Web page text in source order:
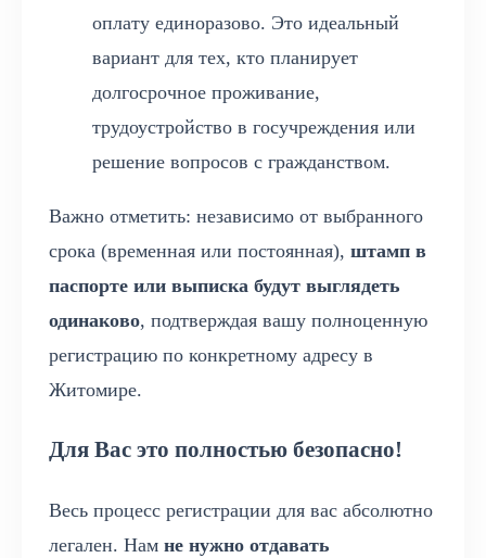
оплату единоразово. Это идеальный
вариант для тех, кто планирует
долгосрочное проживание,
трудоустройство в госучреждения или
решение вопросов с гражданством.
Важно отметить: независимо от выбранного
срока (временная или постоянная), штамп в
паспорте или выписка будут выглядеть
одинаково, подтверждая вашу полноценную
регистрацию по конкретному адресу в
Житомире.
Для Вас это полностью безопасно!
Весь процесс регистрации для вас абсолютно
легален. Нам не нужно отдавать